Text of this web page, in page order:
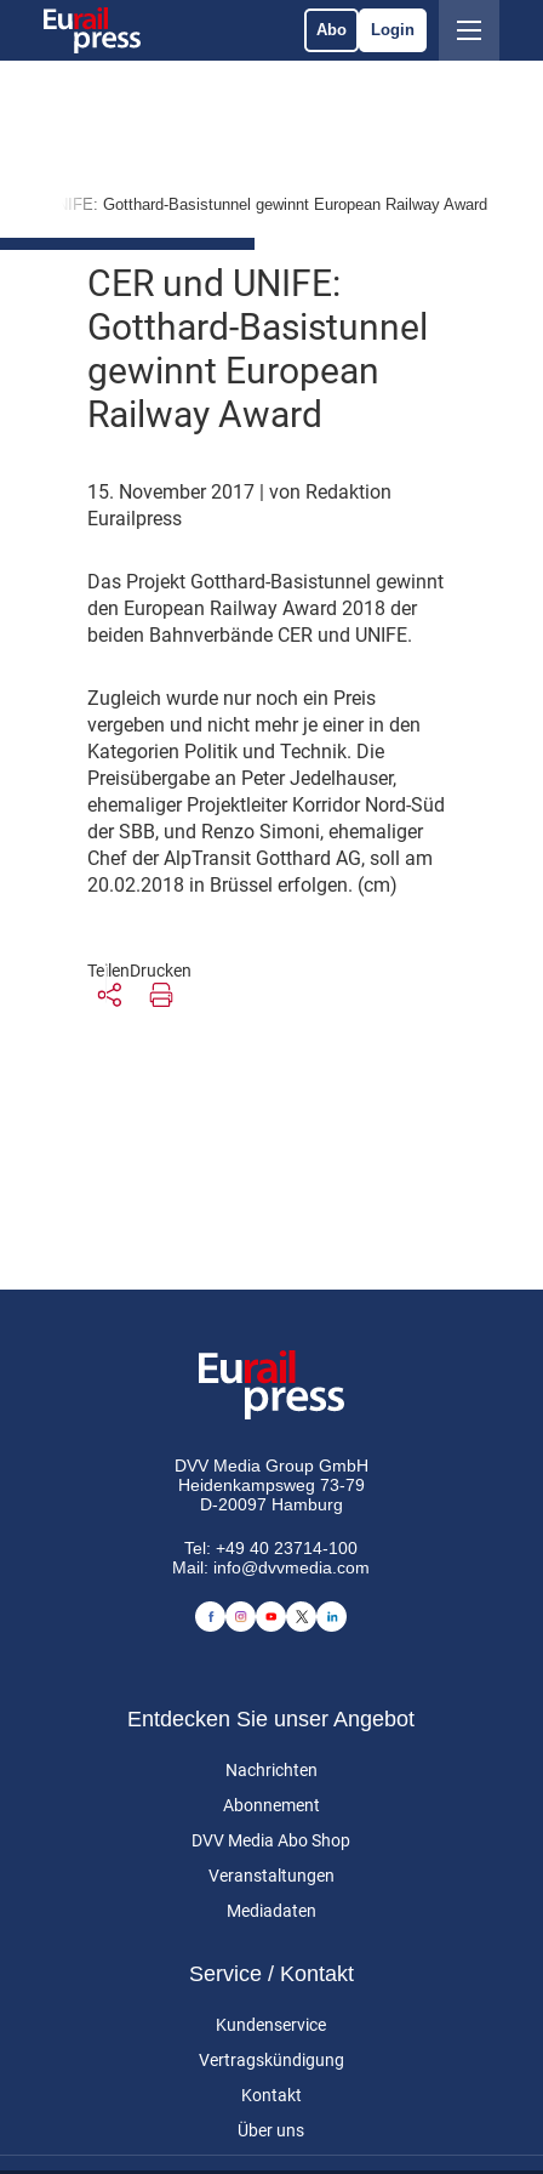
Abo Login
und UNIFE: Gotthard-Basistunnel gewinnt European Railway Award
CER und UNIFE:
Gotthard-Basistunnel
gewinnt European
Railway Award
15. November 2017
| von Redaktion
Eurailpress
Das Projekt Gotthard-Basistunnel gewinnt
den European Railway Award 2018 der
beiden Bahnverbände CER und UNIFE.
Zugleich wurde nur noch ein Preis
vergeben und nicht mehr je einer in den
Kategorien Politik und Technik. Die
Preisübergabe an Peter Jedelhauser,
ehemaliger Projektleiter Korridor Nord-Süd
der SBB, und Renzo Simoni, ehemaliger
Chef der AlpTransit Gotthard AG, soll am
20.02.2018 in Brüssel erfolgen. (cm)
TeilenDrucken
DVV Media Group GmbH
Heidenkampsweg 73-79
D-20097 Hamburg
Tel:+49 40 23714-100
Mail: info@dvvmedia.com
Entdecken Sie unser Angebot
Nachrichten
Abonnement
DVV Media Abo Shop
Veranstaltungen
Mediadaten
Service / Kontakt
Kundenservice
Vertragskündigung
Kontakt
Über uns